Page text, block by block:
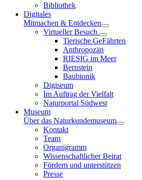
Bibliothek
Digitales
Mitmachen & Entdecken
Virtueller Besuch
Tierische GeFährten
Anthropozän
RIESIG im Meer
Bernstein
Baubionik
Digiseum
Im Auftrag der Vielfalt
Naturportal Südwest
Museum
Über das Naturkundemuseum
Kontakt
Team
Organigramm
Wissenschaftlicher Beirat
Fördern und unterstützen
Presse